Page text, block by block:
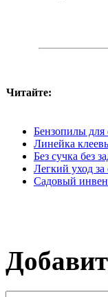
Читайте:
Бензопилы для
Линейка
Без сучка без
Легкий уход за
Садовый